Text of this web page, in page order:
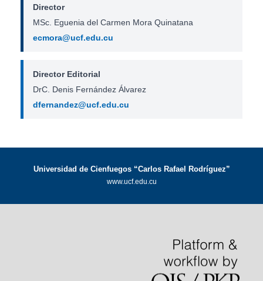
Director
MSc. Eguenia del Carmen Mora Quinatana
ecmora@ucf.edu.cu
Director Editorial
DrC. Denis Fernández Álvarez
dfernandez@ucf.edu.cu
Universidad de Cienfuegos “Carlos Rafael Rodríguez”
www.ucf.edu.cu